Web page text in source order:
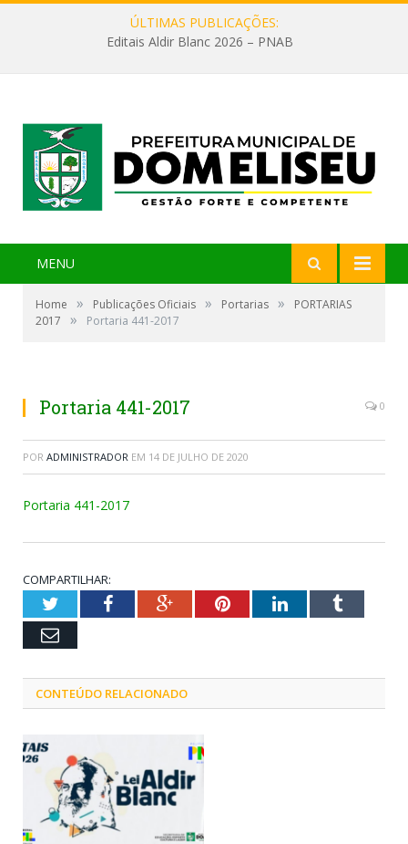
ÚLTIMAS PUBLICAÇÕES:
Editais Aldir Blanc 2026 – PNAB
MENU
Home » Publicações Oficiais » Portarias »
PORTARIAS
2017
» Portaria 441-2017
Portaria 441-2017 0
POR ADMINISTRADOR EM 14 DE JULHO DE 2020
Portaria 441-2017
COMPARTILHAR:
TwitterFacebookGoogle+PinterestLinkedInTumblr
Email
CONTEÚDO RELACIONADO